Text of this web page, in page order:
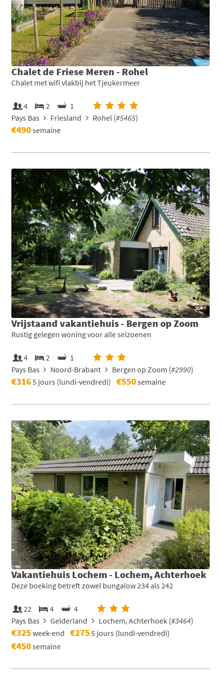
Chalet de Friese Meren - Rohel
Chalet met wifi vlakbij het Tjeukermeer
4 2
1
Pays Bas
Friesland Rohel (#5465)
€490semaine
Vrijstaand vakantiehuis - Bergen op Zoom
Rustig gelegen woning voor alle seizoenen
4 2
1
Pays Bas
Noord-Brabant Bergen op Zoom (#2990)
€3165 jours (lundi-vendredi) €550semaine
Vakantiehuis Lochem - Lochem, Achterhoek
Deze boeking betreft zowel bungalow 234 als 242
22 4
4
Pays Bas
Gelderland Lochem, Achterhoek (#3464)
€325week-end €2755 jours (lundi-vendredi)
€450semaine